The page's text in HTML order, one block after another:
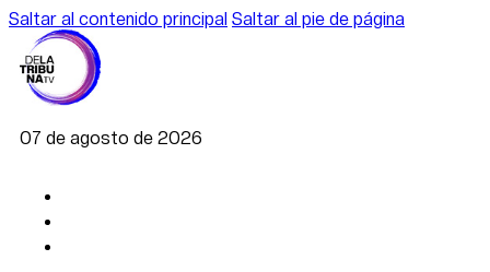
Saltar al contenido principal Saltar al pie de página
07 de agosto de 2026